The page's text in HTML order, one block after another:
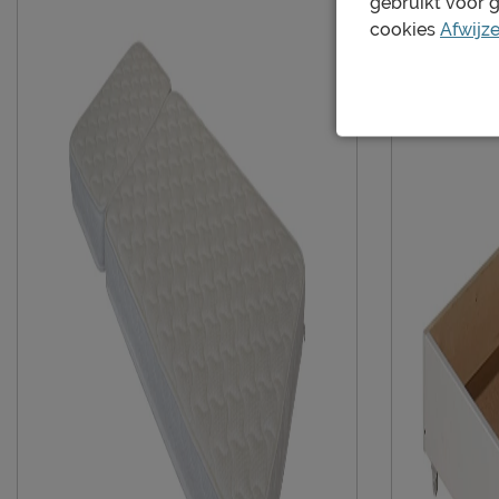
cookies